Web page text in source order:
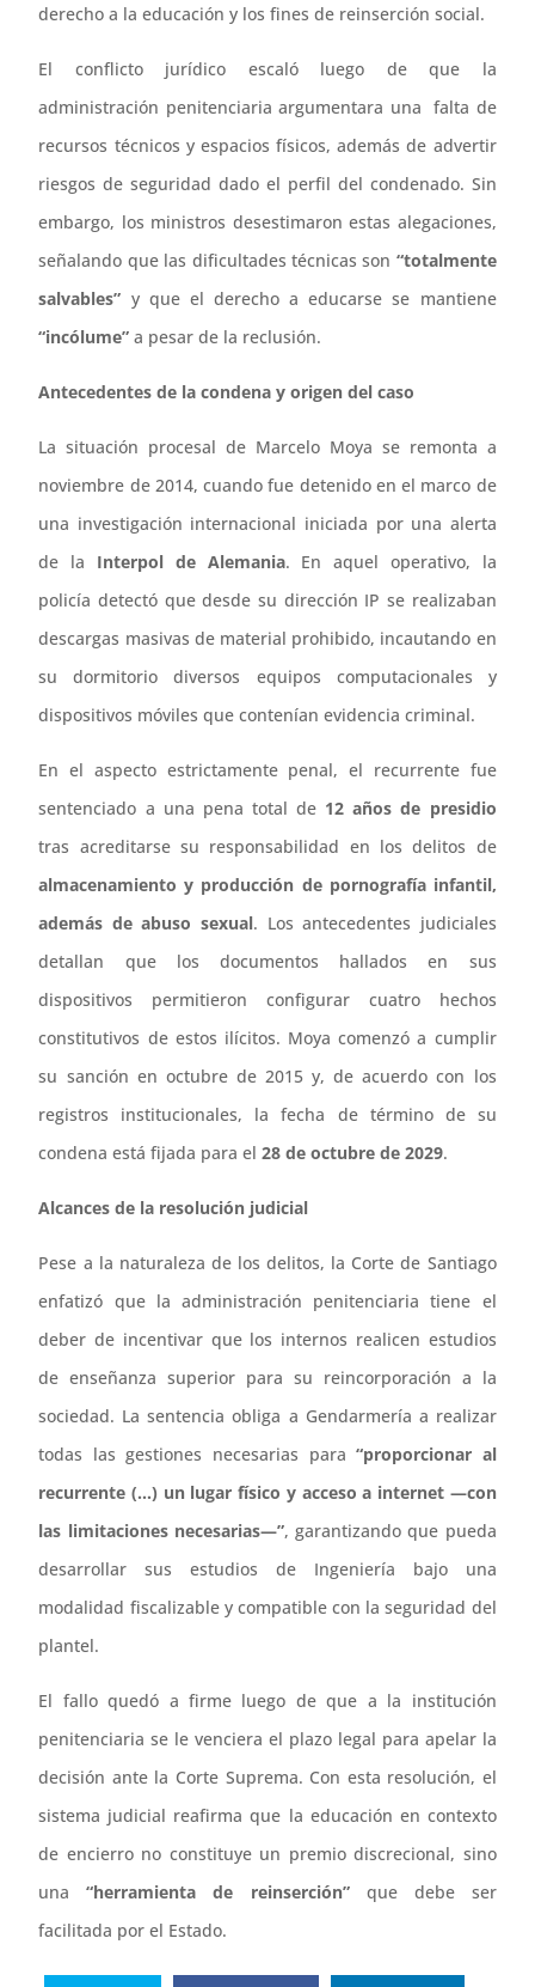
derecho a la educación y los fines de reinserción social.
El conflicto jurídico escaló luego de que la
administración penitenciaria argumentara una falta de
recursos técnicos y espacios físicos, además de advertir
riesgos de seguridad dado el perfil del condenado. Sin
embargo, los ministros desestimaron estas alegaciones,
señalando que las dificultades técnicas son “totalmente
salvables” y que el derecho a educarse se mantiene
“incólume” a pesar de la reclusión.
Antecedentes de la condena y origen del caso
La situación procesal de Marcelo Moya se remonta a
noviembre de 2014, cuando fue detenido en el marco de
una investigación internacional iniciada por una alerta
de la Interpol de Alemania. En aquel operativo, la
policía detectó que desde su dirección IP se realizaban
descargas masivas de material prohibido, incautando en
su dormitorio diversos equipos computacionales y
dispositivos móviles que contenían evidencia criminal.
En el aspecto estrictamente penal, el recurrente fue
sentenciado a una pena total de 12 años de presidio
tras acreditarse su responsabilidad en los delitos de
almacenamiento y producción de pornografía infantil,
además de abuso sexual. Los antecedentes judiciales
detallan que los documentos hallados en sus
dispositivos permitieron configurar cuatro hechos
constitutivos de estos ilícitos. Moya comenzó a cumplir
su sanción en octubre de 2015 y, de acuerdo con los
registros institucionales, la fecha de término de su
condena está fijada para el28 de octubre de 2029.
Alcances de la resolución judicial
Pese a la naturaleza de los delitos, la Corte de Santiago
enfatizó que la administración penitenciaria tiene el
deber de incentivar que los internos realicen estudios
de enseñanza superior para su reincorporación a la
sociedad. La sentencia obliga a Gendarmería a realizar
todas las gestiones necesarias para“proporcionar al
recurrente (…) un lugar físico y acceso a internet —con
las limitaciones necesarias—”, garantizando que pueda
desarrollar sus estudios de Ingeniería bajo una
modalidad fiscalizable y compatible con la seguridad del
plantel.
El fallo quedó a firme luego de que a la institución
penitenciaria se le venciera el plazo legal para apelar la
decisión ante la Corte Suprema. Con esta resolución, el
sistema judicial reafirma que la educación en contexto
de encierro no constituye un premio discrecional, sino
una“herramienta de reinserción”que debe ser
facilitada por el Estado.